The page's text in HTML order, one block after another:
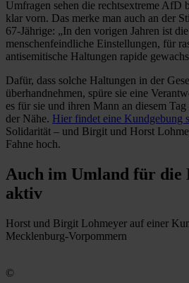
Umfragen sehen die rechtsextreme AfD
klar vorn. Das merke man auch an der
67-Jährige: „In den vorigen Jahren ist
menschenfeindliche Einstellungen, für
antisemitische Haltungen rapide
Dafür, dass solche Haltungen in der
überhandnehmen, spüre sie eine
es für sie und ihren Mann an diesem
der Nähe. Hier findet eine Kundgebung
Solidarität – und Birgit und Horst
Fahne hoch.
Auch im Umland für die
aktiv
Horst und Birgit Lohmeyer auf einer
Mecklenburg-Vorpommern
©